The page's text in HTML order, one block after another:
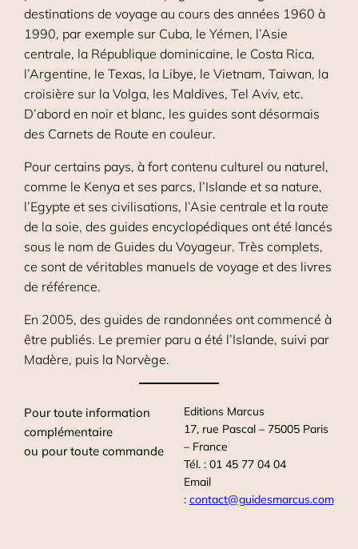
destinations de voyage au cours des années 1960 à
1990, par exemple sur Cuba, le Yémen, l’Asie
centrale, la République dominicaine, le Costa Rica,
l’Argentine, le Texas, la Libye, le Vietnam, Taiwan, la
croisière sur la Volga, les Maldives, Tel Aviv, etc.
D’abord en noir et blanc, les guides sont désormais
des Carnets de Route en couleur.
Pour certains pays, à fort contenu culturel ou naturel,
comme le Kenya et ses parcs, l’Islande et sa nature,
l’Egypte et ses civilisations, l’Asie centrale et la route
de la soie, des guides encyclopédiques ont été lancés
sous le nom de Guides du Voyageur. Très complets,
ce sont de véritables manuels de voyage et des livres
de référence.
En 2005, des guides de randonnées ont commencé à
être publiés. Le premier paru a été l’Islande, suivi par
Madère, puis la Norvège.
Pour toute information
complémentaire
ou pour toute commande
Editions Marcus
17, rue Pascal – 75005 Paris
– France
Tél. : 01 45 77 04 04
Email
: contact@guidesmarcus.com